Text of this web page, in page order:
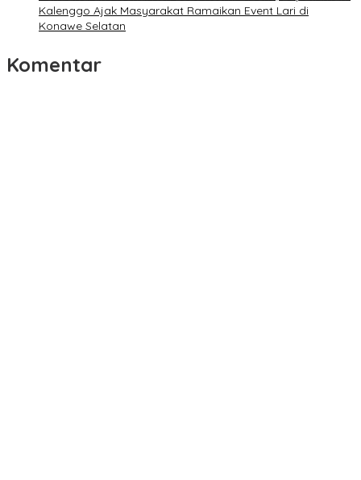
Kalenggo Ajak Masyarakat Ramaikan Event Lari di
Konawe Selatan
Komentar